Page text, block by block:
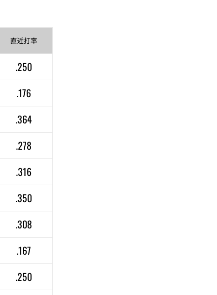
直近打率
.250
.176
.364
.278
.316
.350
.308
.167
.250